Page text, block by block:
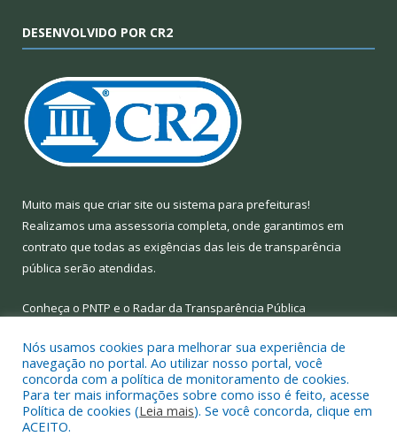
DESENVOLVIDO POR CR2
Muito mais que criar site ou sistema para prefeituras!
Realizamos uma assessoria completa, onde garantimos em
contrato que todas as exigências das leis de transparência
pública serão atendidas.
Conheça o PNTP e o Radar da Transparência Pública
Todos os direitos reservados a Prefeitura Municipal de Limoeiro
do Ajuru.
Nós usamos cookies para melhorar sua experiência de
navegação no portal. Ao utilizar nosso portal, você
concorda com a política de monitoramento de cookies.
Para ter mais informações sobre como isso é feito, acesse
Política de cookies (Leia mais). Se você concorda, clique em
ACEITO.